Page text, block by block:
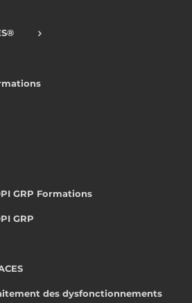
GRP Formations
GRP
des dysfonctionnements